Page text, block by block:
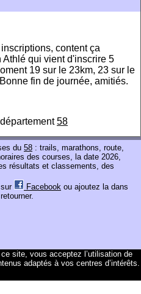
content ça
qui vient d'inscrire 5
19 sur le 23km, 23 sur le
fin de journée, amitiés.
58
du 58 : trails, marathons, route,
des courses, la date 2026,
résultats et classements, des
Facebook ou ajoutez la dans
site, vous acceptez l’utilisation de
adaptés à vos centres d’intérêts.